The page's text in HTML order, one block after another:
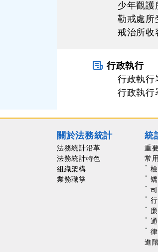
少年觀護
勒戒處所
戒治所收
行政執行
行政執行
行政執行
關於法務統計
法務統計沿革
法務統計特色
組織架構
業務職掌
統
重
常
進